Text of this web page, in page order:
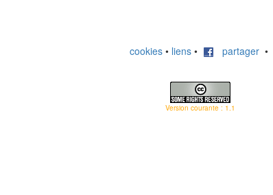
cookies • liens • partager •
Version courante : 1.1